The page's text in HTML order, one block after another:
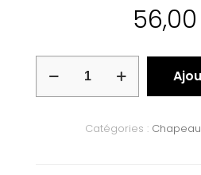
56,00
Catégories :